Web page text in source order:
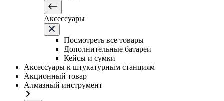
Аксессуары
Посмотреть все товары
Дополнительные батареи
Кейсы и сумки
Аксессуары к штукатурным станциям
Акционный товар
Алмазный инструмент